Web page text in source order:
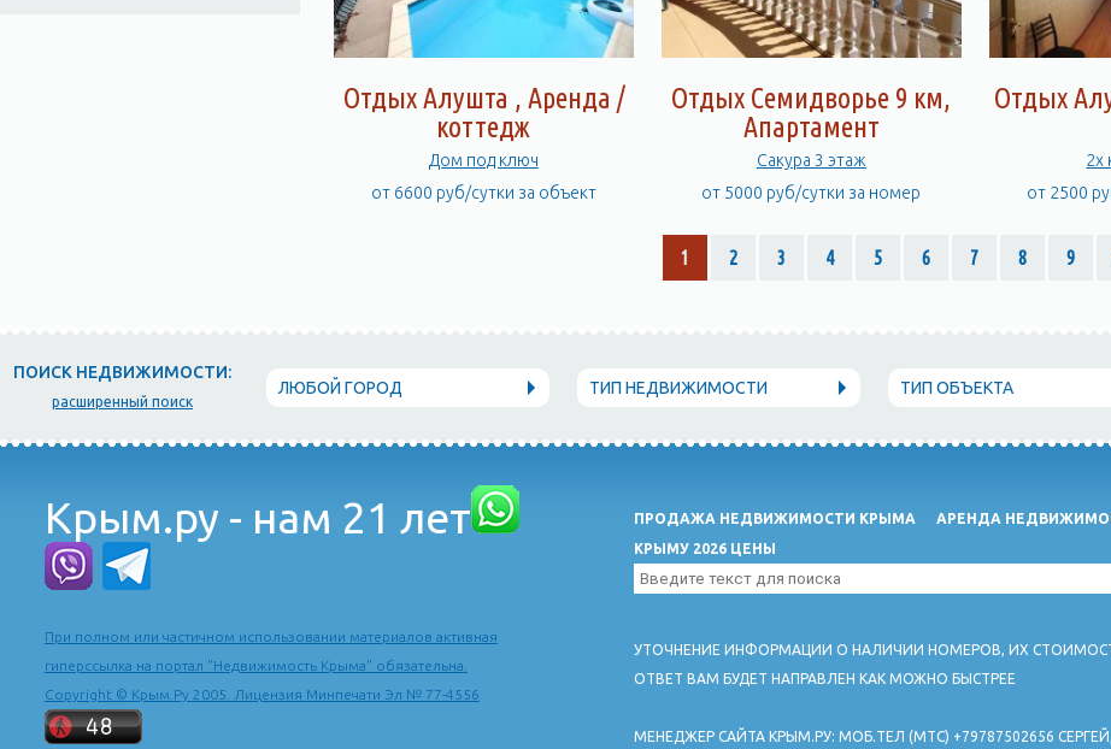
Отдых Алушта , Аренда /
коттедж
Дом под ключ
от 6600 руб/сутки за объект
Отдых Семидворье 9 км,
Апартамент
Сакура 3 этаж
от 5000 руб/сутки за номер
Отдых
2х
от 2500
1 2 3 4 5 6 7 8 9
ПОИСК НЕДВИЖИМОСТИ:
расширенный поиск
ЛЮБОЙ ГОРОД ТИП НЕДВИЖИМОСТИ ТИП ОБЪЕКТА
Крым.ру - нам 21 лет
При полном или частичном использовании материалов активная
гиперссылка на портал "Недвижимость Крыма" обязательна.
Copyright © Крым.Ру 2005. Лицензия Минпечати Эл № 77-4556
ПРОДАЖА НЕДВИЖИМОСТИ КРЫМА АРЕНДА
КРЫМУ 2026 ЦЕНЫ
УТОЧНЕНИЕ ИНФОРМАЦИИ О НАЛИЧИИ НОМЕРОВ, ИХ
ОТВЕТ ВАМ БУДЕТ НАПРАВЛЕН КАК МОЖНО БЫСТРЕЕ
МЕНЕДЖЕР САЙТА КРЫМ.РУ: МОБ.ТЕЛ (МТС) +79787502656 СЕРГЕЙ,